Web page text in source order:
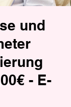
und
- E-